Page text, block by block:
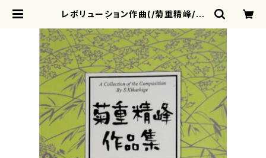
レボリューション作曲(/菊重精峰/楽